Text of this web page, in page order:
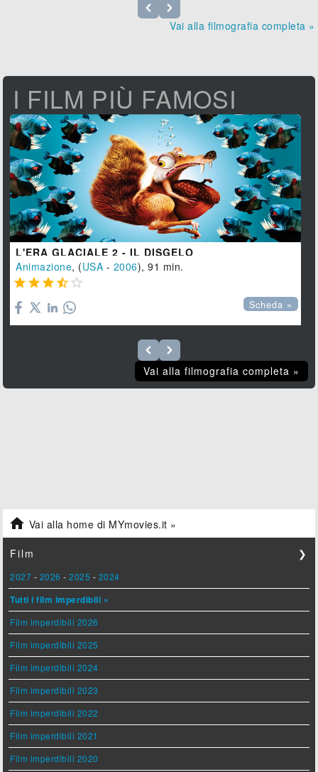
Vai alla filmografia completa »
I FILM PIÙ FAMOSI
L'ERA GLACIALE 2 - IL DISGELO
Animazione, (USA - 2006), 91 min.
    
Scheda »
Vai alla filmografia completa »
 Vai alla home di MYmovies.it »
Film ❯
2027 - 2026 -2025 - 2024
Tutti i film imperdibili »
Film imperdibili 2026
Film imperdibili 2025
Film imperdibili 2024
Film imperdibili 2023
Film imperdibili 2022
Film imperdibili 2021
Film imperdibili 2020